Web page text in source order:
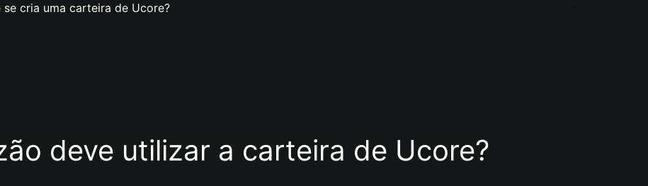
cria uma carteira de Ucore?
deve utilizar a carteira de Ucore?